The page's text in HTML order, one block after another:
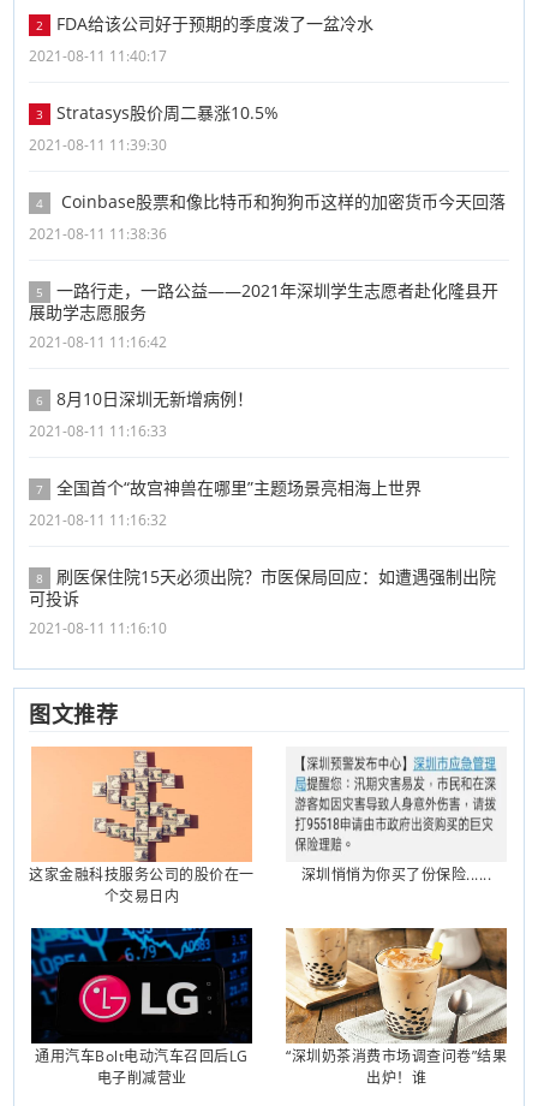
2 FDA给该公司好于预期的季度泼了一盆冷水
2021-08-11 11:40:17
3 Stratasys股价周二暴涨10.5%
2021-08-11 11:39:30
4 Coinbase股票和像比特币和狗狗币这样的加密货币今天回落
2021-08-11 11:38:36
5
​一路行走，一路公益——2021年深圳学生志愿者赴化隆县开
展助学志愿服务
2021-08-11 11:16:42
6 8月10日深圳无新增病例！
2021-08-11 11:16:33
7 全国首个“故宫神兽在哪里”主题场景亮相海上世界
2021-08-11 11:16:32
8
刷医保住院15天必须出院？市医保局回应：如遭遇强制出院
可投诉
2021-08-11 11:16:10
图文推荐
这家金融科技服务公司的股价在一
个交易日内
深圳悄悄为你买了份保险......
通用汽车Bolt电动汽车召回后LG
电子削减营业
“深圳奶茶消费市场调查问卷”结果
出炉！谁